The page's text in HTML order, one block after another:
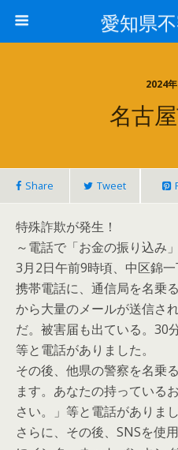
愛知県
2024
名古
Share Tweet
特殊詐欺が発生！
～電話で「お金の振り込み
3月2日午前9時頃、中区錦
携帯電話に、通信局を名乗
から大量のメールが送信さ
だ。被害届も出ている。30
等と電話がありました。
その後、他県の警察を名乗
ます。あなたの持っている
さい。」等と電話がありまし
さらに、その後、SNSを使